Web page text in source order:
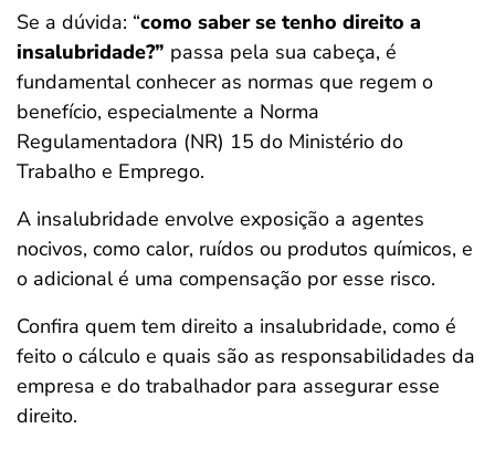
Se a dúvida: “como saber se tenho direito a
insalubridade?” passa pela sua cabeça, é
fundamental conhecer as normas que regem o
benefício, especialmente a Norma
Regulamentadora (NR) 15 do Ministério do
Trabalho e Emprego.
A insalubridade envolve exposição a agentes
nocivos, como calor, ruídos ou produtos químicos, e
o adicional é uma compensação por esse risco.
Confira quem tem direito a insalubridade, como é
feito o cálculo e quais são as responsabilidades da
empresa e do trabalhador para assegurar esse
direito.